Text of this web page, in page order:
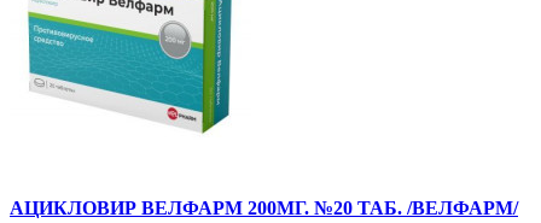
АЦИКЛОВИР ВЕЛФАРМ 200МГ. №20 ТАБ. /ВЕЛФАРМ/